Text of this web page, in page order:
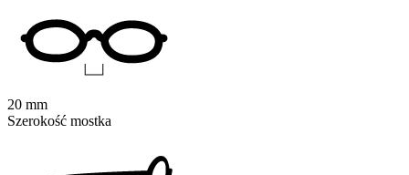
20 mm
Szerokość mostka